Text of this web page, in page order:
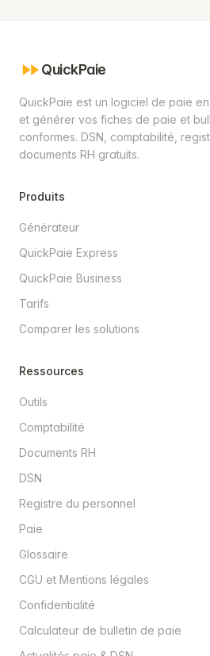
QuickPaie
QuickPaie est un logiciel de paie
et générer vos fiches de paie et
conformes. DSN, comptabilité,
documents RH gratuits.
Produits
Générateur
QuickPaie Express
QuickPaie Business
Tarifs
Comparer les solutions
Ressources
Outils
Comptabilité
Documents RH
DSN
Registre du personnel
Paie
Glossaire
CGU et Mentions légales
Confidentialité
Calculateur de bulletin de paie